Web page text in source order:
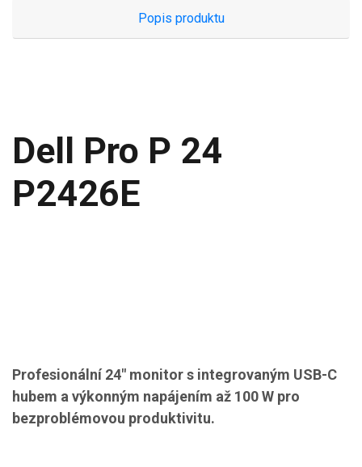
Popis produktu
Dell Pro P 24
P2426E
Profesionální 24" monitor s integrovaným USB-C
hubem a výkonným napájením až 100 W pro
bezproblémovou produktivitu.